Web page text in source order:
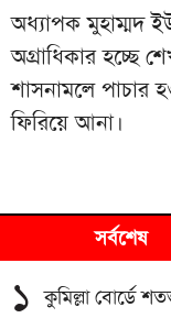
অধ্যাপক মুহাম্মদ
অগ্রাধিকার হচ্ছে
শাসনামলে পাচার
ফিরিয়ে আনা।
সর্বশেষ
১ কুমিল্লা বোর্ডে